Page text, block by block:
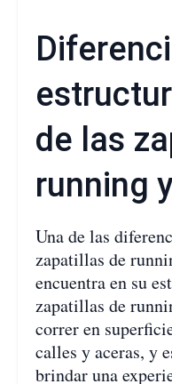
de las
running
Una de las
zapatillas de
encuentra en su
zapatillas de
correr en
calles y aceras, y
brindar una